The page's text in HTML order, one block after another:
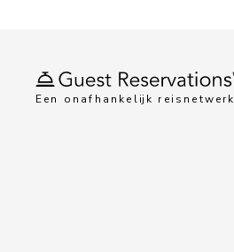
Een onafhankelijk reisnetwerk